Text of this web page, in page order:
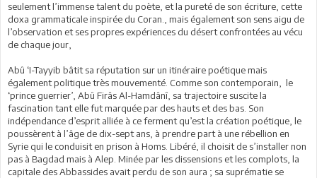
seulement l’immense talent du poète, et la pureté de son écriture, cette
doxa grammaticale inspirée du Coran., mais également son sens aigu de
l’observation et ses propres expériences du désert confrontées au vécu
de chaque jour,
Abû ‘I-Tayyib bâtit sa réputation sur un itinéraire poétique mais
également politique très mouvementé. Comme son contemporain, le
‘prince guerrier’, Abû Firâs Al-Hamdânî, sa trajectoire suscite la
fascination tant elle fut marquée par des hauts et des bas. Son
indépendance d’esprit alliée à ce ferment qu’est la création poétique, le
poussèrent à l’âge de dix-sept ans, à prendre part à une rébellion en
Syrie qui le conduisit en prison à Homs. Libéré, il choisit de s’installer non
pas à Bagdad mais à Alep. Minée par les dissensions et les complots, la
capitale des Abbassides avait perdu de son aura ; sa suprématie se